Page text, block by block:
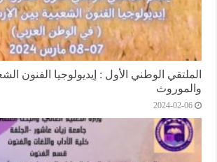
الملتقي الوطني الأول : إيديولوجيا الفنون
والموروث
2024-02-06